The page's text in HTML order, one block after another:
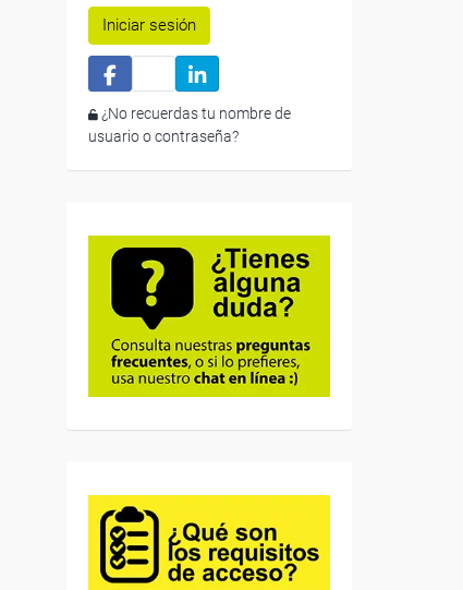
Iniciar sesión
¿No recuerdas tu nombre de
usuario o contraseña?